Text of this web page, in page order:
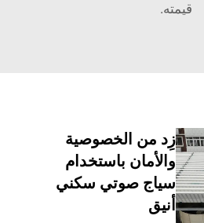
قيمته.
زِد من الخصوصية
والأمان باستخدام
سياج صوتي سكني
أنيق